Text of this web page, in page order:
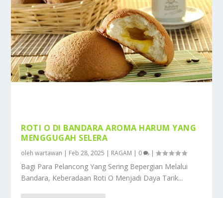
ROTI O DI BANDARA AROMA HARUM YANG
MENGGUGAH SELERA
olehwartawan | Feb 28, 2025 | RAGAM | 0 |
Bagi Para Pelancong Yang Sering Bepergian Melalui
Bandara, Keberadaan Roti O Menjadi Daya Tarik...